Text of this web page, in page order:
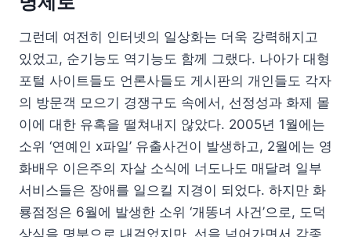
그런데 여전히 인터넷의 일상화는 더욱 강력해지고
있었고, 순기능도 역기능도 함께 그랬다. 나아가 대형
포털 사이트들도 언론사들도 게시판의 개인들도 각자
의 방문객 모으기 경쟁구도 속에서, 선정성과 화제 몰
이에 대한 유혹을 떨쳐내지 않았다. 2005년 1월에는
소위 ‘연예인 x파일’ 유출사건이 발생하고, 2월에는 영
화배우 이은주의 자살 소식에 너도나도 매달려 일부
서비스들은 장애를 일으킬 지경이 되었다. 하지만 화
룡점정은 6월에 발생한 소위 ‘개똥녀 사건’으로, 도덕